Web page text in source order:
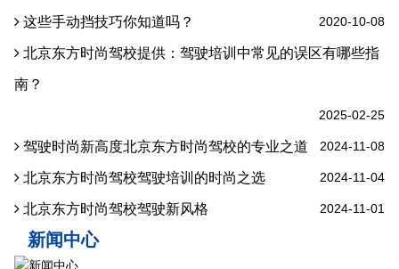
这些手动挡技巧你知道吗？ 2020-10-08
北京东方时尚驾校提供：驾驶培训中常见的误区有哪些指
南？
2025-02-25
驾驶时尚新高度北京东方时尚驾校的专业之道 2024-11-08
北京东方时尚驾校驾驶培训的时尚之选 2024-11-04
北京东方时尚驾校驾驶新风格 2024-11-01
新闻中心